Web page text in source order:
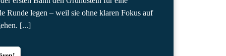
Runde legen – weil sie ohne klaren Fokus auf
[...]